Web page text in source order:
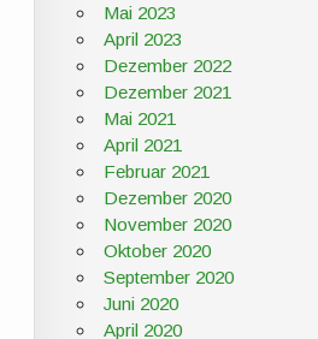
Mai 2023
April 2023
Dezember 2022
Dezember 2021
Mai 2021
April 2021
Februar 2021
Dezember 2020
November 2020
Oktober 2020
September 2020
Juni 2020
April 2020